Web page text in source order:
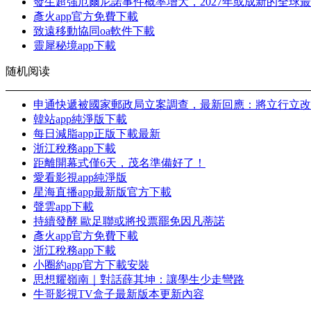
彥火app官方免費下載
致遠移動協同oa軟件下載
靈犀秘境app下載
随机阅读
申通快遞被國家郵政局立案調查，最新回應：將立行立改
韓站app純淨版下載
每日減脂app正版下載最新
浙江稅務app下載
距離開幕式僅6天，茂名準備好了！
愛看影視app純淨版
星海直播app最新版官方下載
聲雲app下載
持續發酵 歐足聯或將投票罷免因凡蒂諾
彥火app官方免費下載
浙江稅務app下載
小圈約app官方下載安裝
思想耀嶺南｜對話薛其坤：讓學生少走彎路
牛哥影視TV盒子最新版本更新內容